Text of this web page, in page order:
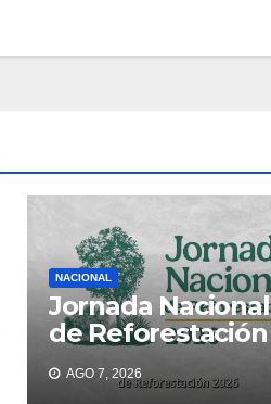
NACIONAL
Jornada Nacional
de Reforestación
2026
AGO 7, 2026